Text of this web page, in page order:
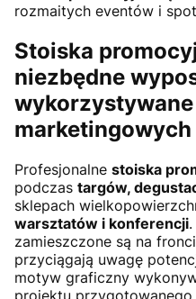
rozmaitych eventów i
Stoiska
niezbędne
marketingowych
Profesjonalne stoiska
podczas targów,
sklepach
warsztatów i konferencji
zamieszczone są na
przyciągają uwagę
motyw graficzny
projektu